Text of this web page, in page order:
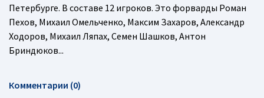
Петербурге. В составе 12 игроков. Это форварды Роман
Пехов, Михаил Омельченко, Максим Захаров, Александр
Ходоров, Михаил Ляпах, Семен Шашков, Антон
Бриндюков...
Комментарии (0)